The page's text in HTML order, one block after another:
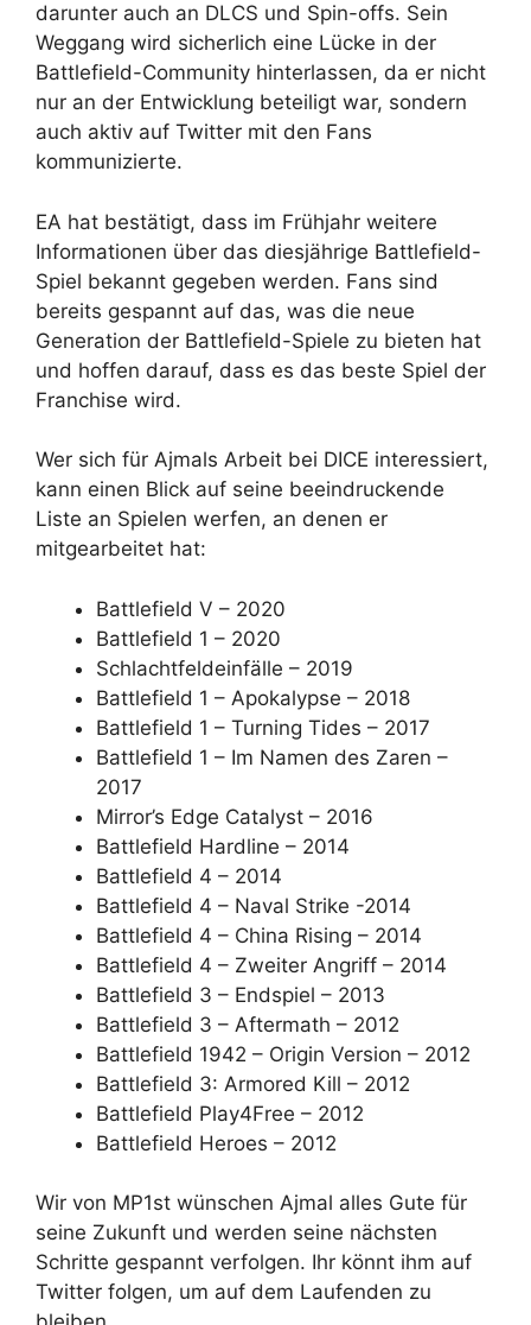
darunter auch an DLCS und Spin-offs. Sein
Weggang wird sicherlich eine Lücke in der
Battlefield-Community hinterlassen, da er nicht
nur an der Entwicklung beteiligt war, sondern
auch aktiv auf Twitter mit den Fans
kommunizierte.
EA hat bestätigt, dass im Frühjahr weitere
Informationen über das diesjährige Battlefield-
Spiel bekannt gegeben werden. Fans sind
bereits gespannt auf das, was die neue
Generation der Battlefield-Spiele zu bieten hat
und hoffen darauf, dass es das beste Spiel der
Franchise wird.
Wer sich für Ajmals Arbeit bei DICE interessiert,
kann einen Blick auf seine beeindruckende
Liste an Spielen werfen, an denen er
mitgearbeitet hat:
Battlefield V – 2020
Battlefield 1 – 2020
Schlachtfeldeinfälle – 2019
Battlefield 1 – Apokalypse – 2018
Battlefield 1 – Turning Tides – 2017
Battlefield 1 – Im Namen des Zaren –
2017
Mirror’s Edge Catalyst – 2016
Battlefield Hardline – 2014
Battlefield 4 – 2014
Battlefield 4 – Naval Strike -2014
Battlefield 4 – China Rising – 2014
Battlefield 4 – Zweiter Angriff – 2014
Battlefield 3 – Endspiel – 2013
Battlefield 3 – Aftermath – 2012
Battlefield 1942 – Origin Version – 2012
Battlefield 3: Armored Kill – 2012
Battlefield Play4Free – 2012
Battlefield Heroes – 2012
Wir von MP1st wünschen Ajmal alles Gute für
seine Zukunft und werden seine nächsten
Schritte gespannt verfolgen. Ihr könnt ihm auf
Twitter folgen, um auf dem Laufenden zu